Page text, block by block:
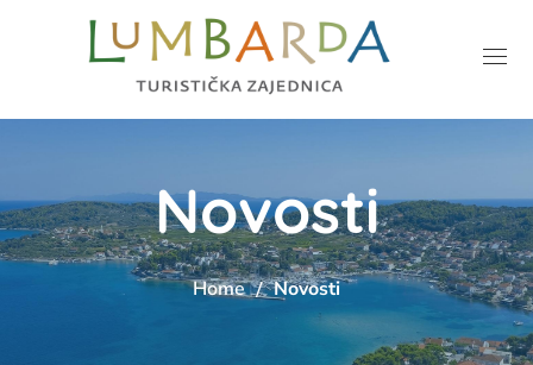
Novosti
Home Novosti